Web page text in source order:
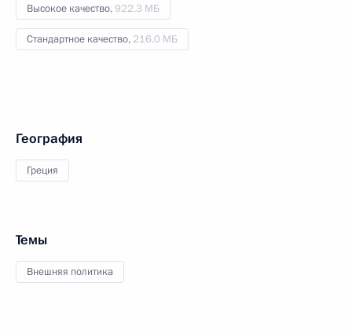
Высокое качество,922.3 МБ
Стандартное качество, 216.0 МБ
География
Греция
Темы
Внешняя политика